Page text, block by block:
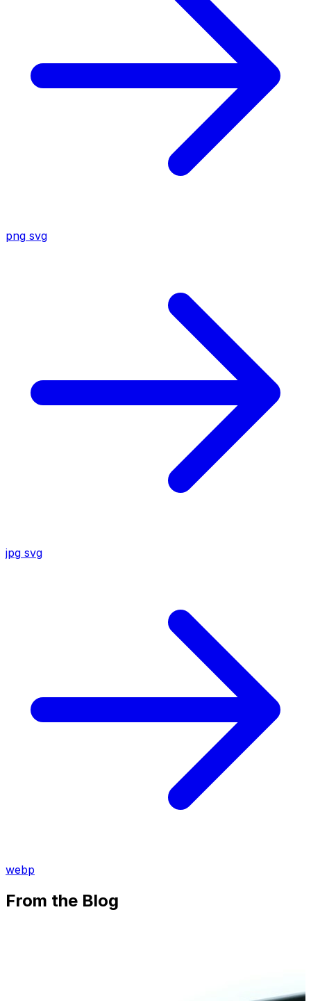
png svg
jpg svg
webp
From the Blog